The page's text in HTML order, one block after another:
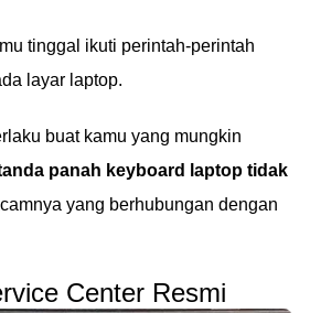
tinggal ikuti perintah-perintah
layar laptop.
buat kamu yang mungkin
panah keyboard laptop tidak
yang berhubungan dengan
Center Resmi